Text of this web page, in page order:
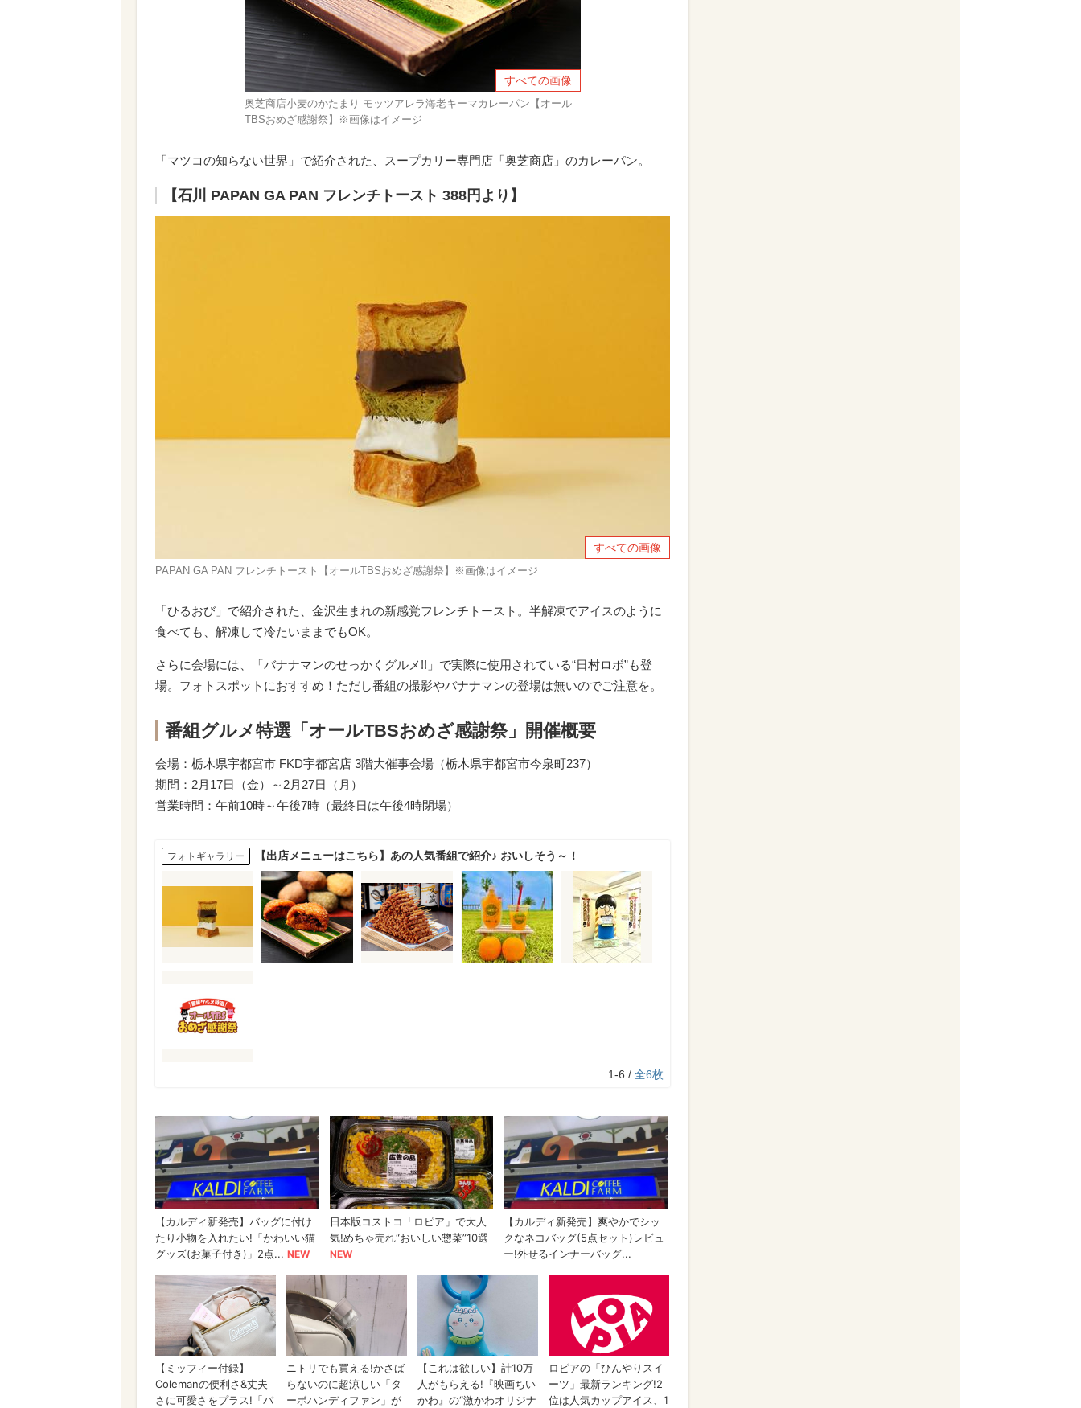
すべての画像
奥芝商店小麦のかたまり モッツアレラ海老キーマカレーパン【オール
TBSおめざ感謝祭】※画像はイメージ
「マツコの知らない世界」で紹介された、スープカリー専門店「奥芝商店」のカレーパン。
【石川 PAPAN GA PAN フレンチトースト 388円より】
すべての画像
PAPAN GA PAN フレンチトースト【オールTBSおめざ感謝祭】※画像はイメージ
「ひるおび」で紹介された、金沢生まれの新感覚フレンチトースト。半解凍でアイスのように
食べても、解凍して冷たいままでもOK。
さらに会場には、「バナナマンのせっかくグルメ!!」で実際に使用されている“日村ロボ”も登
場。フォトスポットにおすすめ！ただし番組の撮影やバナナマンの登場は無いのでご注意を。
番組グルメ特選「オールTBSおめざ感謝祭」開催概要
会場：栃木県宇都宮市 FKD宇都宮店 3階大催事会場（栃木県宇都宮市今泉町237）
期間：2月17日（金）～2月27日（月）
営業時間：午前10時～午後7時（最終日は午後4時閉場）
フォトギャラリー 【出店メニューはこちら】あの人気番組で紹介♪ おいしそう～！
1-6 / 全6枚